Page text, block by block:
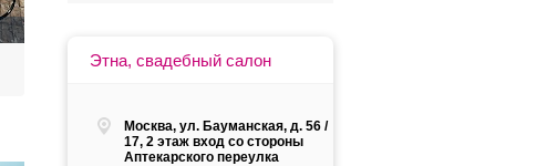
Этна, свадебный салон
Москва, ул. Бауманская, д. 56 /
17, 2 этаж вход со стороны
Аптекарского переулка